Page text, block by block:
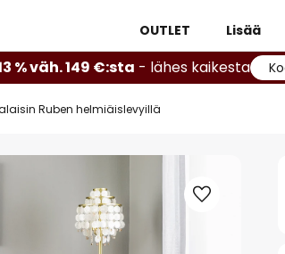
OUTLET Lisää
% väh. 149 €:sta - lähes kaikesta
Ruben helmiäislevyillä